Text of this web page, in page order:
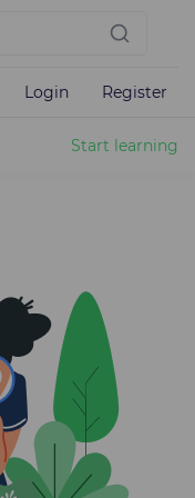
Login Register
Start learning